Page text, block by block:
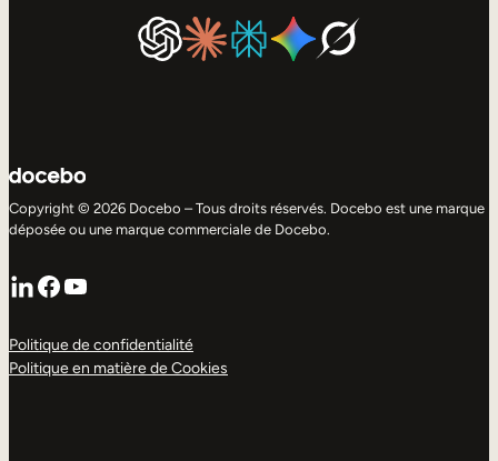
Copyright © 2026 Docebo – Tous droits réservés. Docebo est une marque
déposée ou une marque commerciale de Docebo.
LinkedIn
Facebook
YouTube
Politique de confidentialité
Politique en matière de Cookies